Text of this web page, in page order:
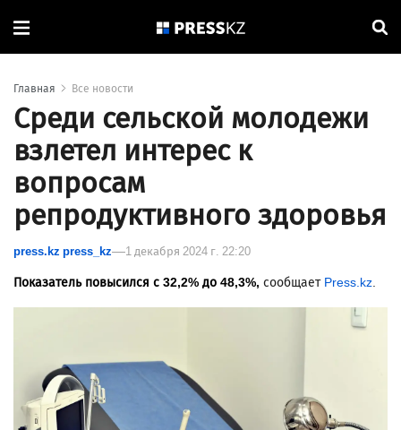
Главная Все новости
Среди сельской молодежи
взлетел интерес к
вопросам
репродуктивного здоровья
press.kz press_kz 1 декабря 2024 г. 22:20
Показатель повысился с 32,2% до 48,3%, сообщает Press.kz.